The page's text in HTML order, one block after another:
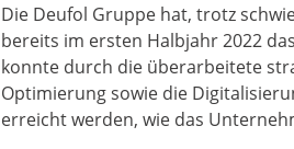
Die Deufol Gruppe hat, trotz
bereits im ersten Halbjahr 2022
konnte durch die überarbeitete
Optimierung sowie die
erreicht werden, wie das